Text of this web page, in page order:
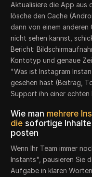
Aktualisiere die App aus
lösche den Cache
dann von einem anderen
nicht sehen kannst,
Bericht:
Kontotyp und genaue
"Was ist Instagram
gesehen hast (Beitrag,
Support ihn einer echten
Wie man mehrere
die sofortige Inhalte
posten
Wenn Ihr Team immer
Instants", pausieren Sie
Aufgabe in klaren